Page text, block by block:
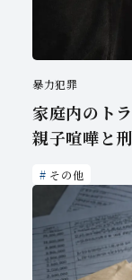
暴力犯罪
家庭内のト
親子喧嘩と
その他